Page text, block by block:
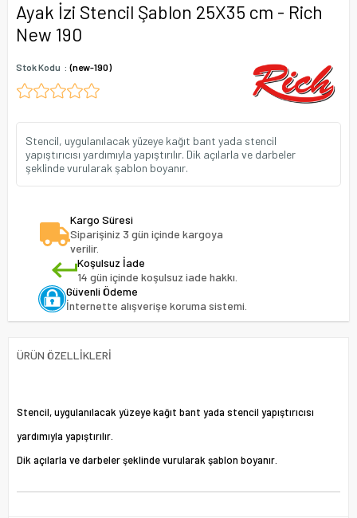
Ayak İzi Stencil Şablon 25X35 cm - Rich
New 190
Stok Kodu (new-190)
Stencil, uygulanılacak yüzeye kağıt bant yada stencil
yapıştırıcısı yardımıyla yapıştırılır. Dik açılarla ve darbeler
şeklinde vurularak şablon boyanır.
Kargo Süresi
Siparişiniz 3 gün içinde kargoya
verilir.
Koşulsuz İade
14 gün içinde koşulsuz iade hakkı.
Güvenli Ödeme
İnternette alışverişe koruma sistemi.
ÜRÜN ÖZELLIKLERI
Stencil, uygulanılacak yüzeye kağıt bant yada stencil yapıştırıcısı
yardımıyla yapıştırılır.
Dik açılarla ve darbeler şeklinde vurularak şablon boyanır.